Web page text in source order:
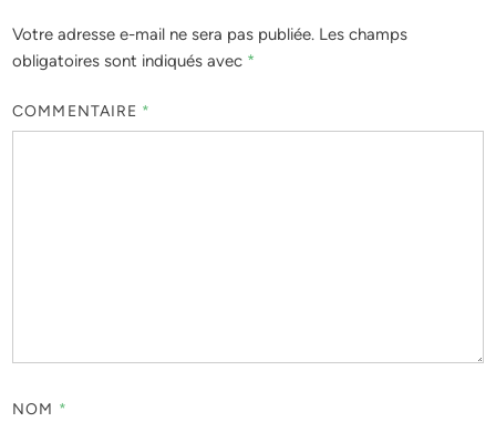
Votre adresse e-mail ne sera pas publiée. Les champs
obligatoires sont indiqués avec *
COMMENTAIRE *
NOM *